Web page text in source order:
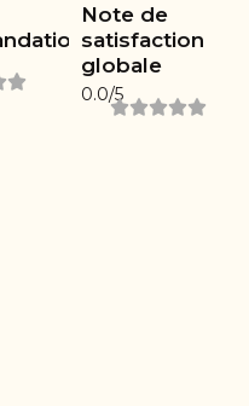
Note de
satisfaction
globale
0.0/5